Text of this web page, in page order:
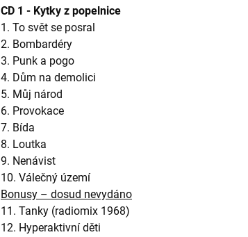
CD 1 - Kytky z popelnice
1. To svět se posral
2. Bombardéry
3. Punk a pogo
4. Dům na demolici
5. Můj národ
6. Provokace
7. Bída
8. Loutka
9. Nenávist
10. Válečný území
Bonusy – dosud nevydáno
11. Tanky (radiomix 1968)
12. Hyperaktivní děti